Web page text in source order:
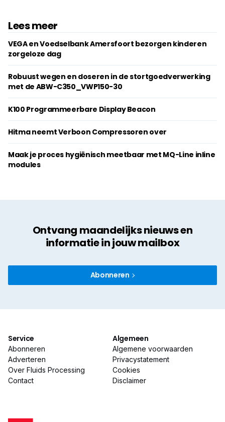
Lees meer
VEGA en Voedselbank Amersfoort bezorgen kinderen
zorgeloze dag
Robuust wegen en doseren in de stortgoedverwerking
met de ABW-C350_VWP150-30
K100 Programmeerbare Display Beacon
Hitma neemt Verboon Compressoren over
Maak je proces hygiënisch meetbaar met MQ-Line inline
modules
Ontvang maandelijks nieuws en
informatie in jouw mailbox
Abonneren
Service
Abonneren
Adverteren
Over Fluids Processing
Contact
Algemeen
Algemene voorwaarden
Privacystatement
Cookies
Disclaimer